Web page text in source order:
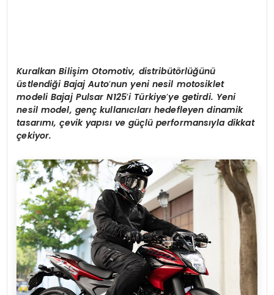
Kuralkan Bilişim Otomotiv, distribütörlüğünü
üstlendiği Bajaj Auto’nun yeni nesil motosiklet
modeli Bajaj Pulsar N125’i Türkiye’ye getirdi. Yeni
nesil model, genç kullanıcıları hedefleyen dinamik
tasarımı, çevik yapısı ve güçlü performansıyla dikkat
çekiyor.